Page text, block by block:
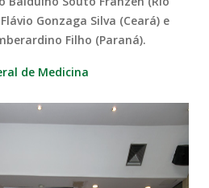
Gonzaga Silva (Ceará) e
Filho (Paraná).
de Medicina